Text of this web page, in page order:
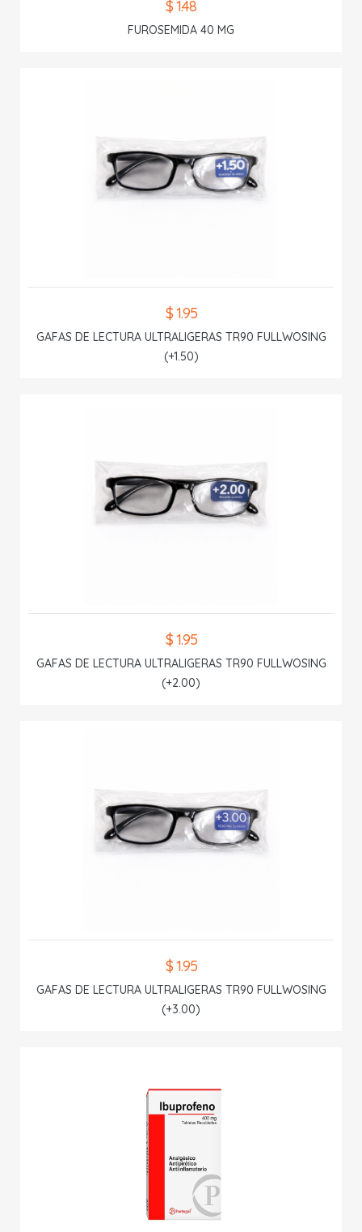
$ 1.48
FUROSEMIDA 40 MG
$ 1.95
GAFAS DE LECTURA ULTRALIGERAS TR90 FULLWOSING
(+1.50)
$ 1.95
GAFAS DE LECTURA ULTRALIGERAS TR90 FULLWOSING
(+2.00)
$ 1.95
GAFAS DE LECTURA ULTRALIGERAS TR90 FULLWOSING
(+3.00)